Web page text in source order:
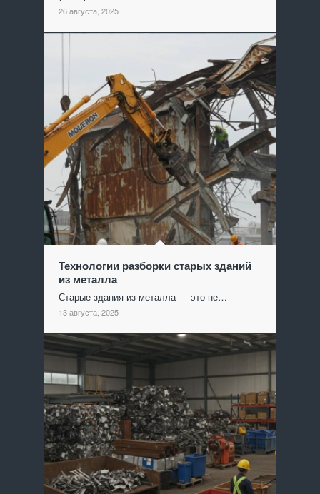
26 августа, 2025
Технологии разборки старых зданий
из металла
Старые здания из металла — это не…
13 августа, 2025